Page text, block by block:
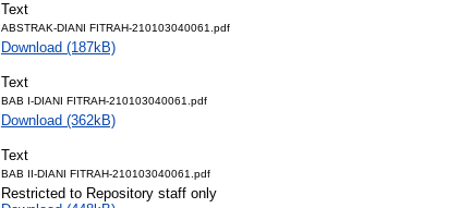
Text
ABSTRAK-DIANI FITRAH-210103040061.pdf
Download (187kB)
Text
BAB I-DIANI FITRAH-210103040061.pdf
Download (362kB)
Text
BAB II-DIANI FITRAH-210103040061.pdf
Restricted to Repository staff only